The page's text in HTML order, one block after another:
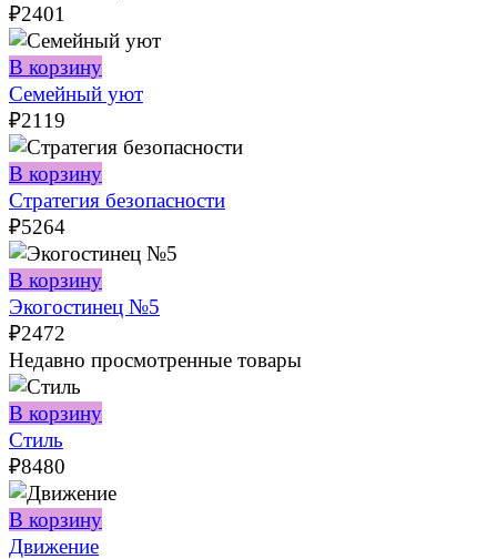
₽2401
В корзину
Семейный уют
₽2119
В корзину
Стратегия безопасности
₽5264
В корзину
Экогостинец №5
₽2472
Недавно просмотренные товары
В корзину
Стиль
₽8480
В корзину
Движение